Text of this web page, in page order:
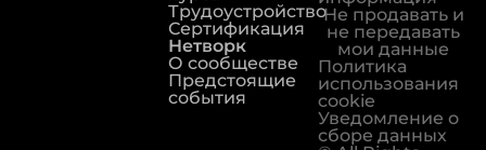
Трудоустройство
Сертификация
Нетворк
О сообществе
Предстоящие
события
Не продавать и
не передавать
мои данные
Политика
использования
cookie
Уведомление о
сборе данных